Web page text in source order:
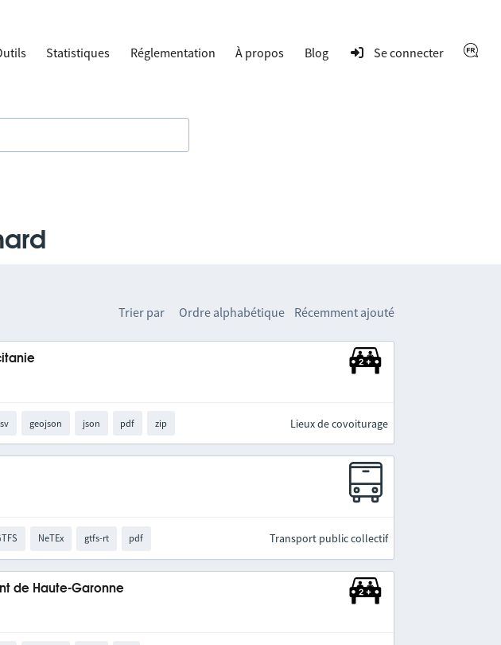
Statistiques Réglementation À propos Blog Se connecter
Trier par Ordre alphabétique Récemment ajouté
geojson json pdf zip Lieux de covoiturage
NeTEx gtfs-rt pdf Transport public collectif
de Haute-Garonne